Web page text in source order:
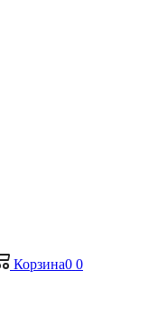
Корзина0 0